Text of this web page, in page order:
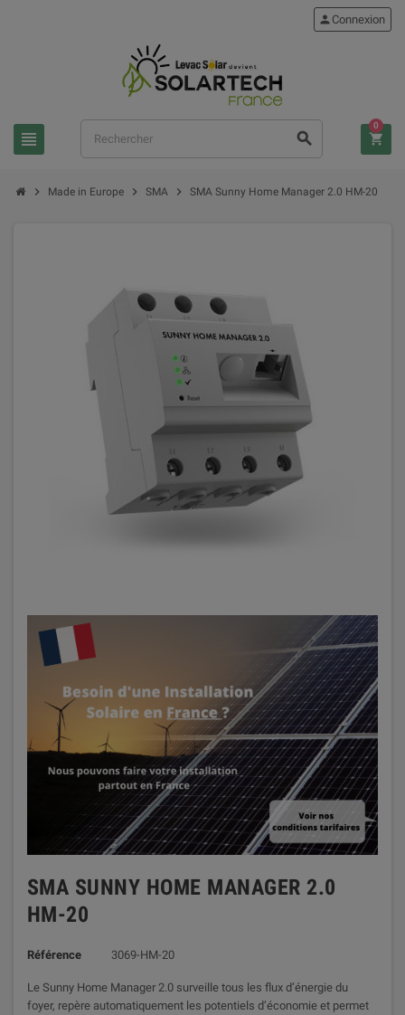
view_headline search
person Connexion
shopping_cart
0
chevron_right Made in Europe chevron_right SMA chevron_right SMA Sunny Home Manager 2.0 HM-20
SMA SUNNY HOME MANAGER 2.0
HM-20
Référence 3069-HM-20
Le Sunny Home Manager 2.0 surveille tous les flux d’énergie du
foyer, repère automatiquement les potentiels d’économie et permet